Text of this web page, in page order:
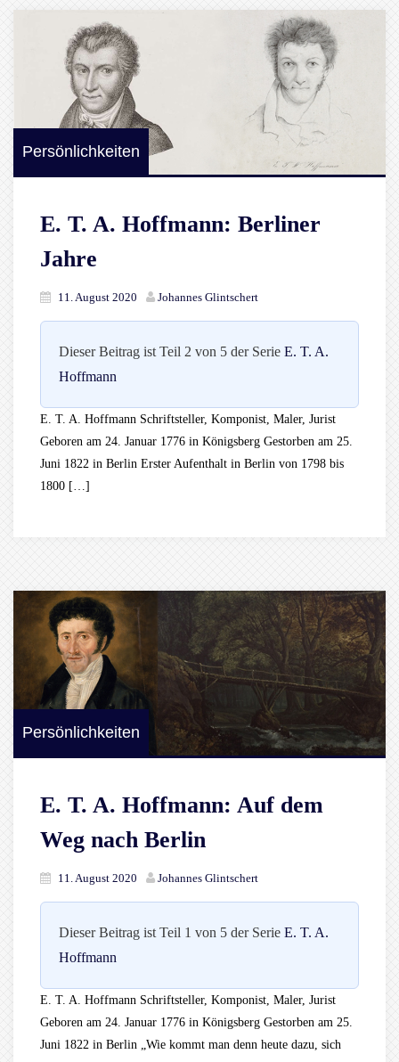
Persönlichkeiten
E. T. A. Hoffmann: Berliner
Jahre
11. August 2020 Johannes Glintschert
Dieser Beitrag ist Teil 2 von 5 der Serie E. T. A.
Hoffmann
E. T. A. Hoffmann Schriftsteller, Komponist, Maler, Jurist
Geboren am 24. Januar 1776 in Königsberg Gestorben am 25.
Juni 1822 in Berlin Erster Aufenthalt in Berlin von 1798 bis
1800 […]
Persönlichkeiten
E. T. A. Hoffmann: Auf dem
Weg nach Berlin
11. August 2020 Johannes Glintschert
Dieser Beitrag ist Teil 1 von 5 der Serie E. T. A.
Hoffmann
E. T. A. Hoffmann Schriftsteller, Komponist, Maler, Jurist
Geboren am 24. Januar 1776 in Königsberg Gestorben am 25.
Juni 1822 in Berlin „Wie kommt man denn heute dazu, sich